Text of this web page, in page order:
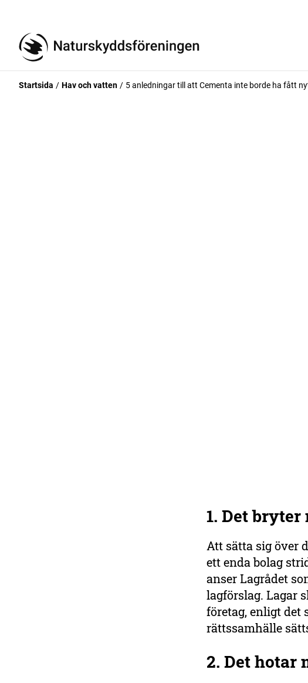
Startsida Hav och vatten 5 anledningar till att Cementa inte borde ha fått
1. Det
Att sätta sig över
ett enda bolag
anser Lagrådet
lagförslag. Lagar
företag, enligt det
rättssamhälle
2. Det hotar